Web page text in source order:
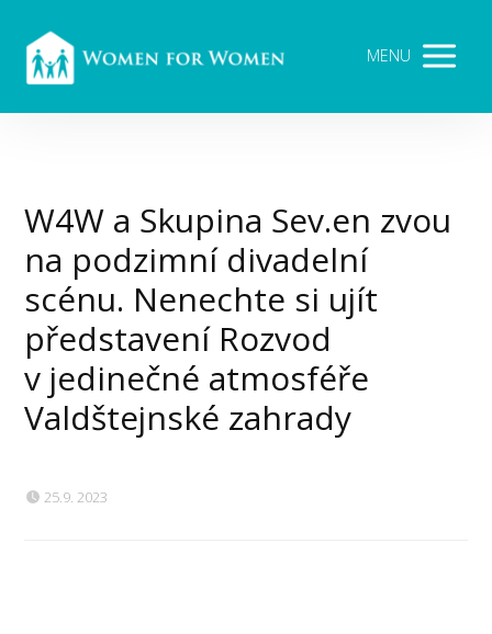
MENU
W4W a Skupina Sev.en zvou
na podzimní divadelní
scénu. Nenechte si ujít
představení Rozvod
v jedinečné atmosféře
Valdštejnské zahrady
25.9. 2023